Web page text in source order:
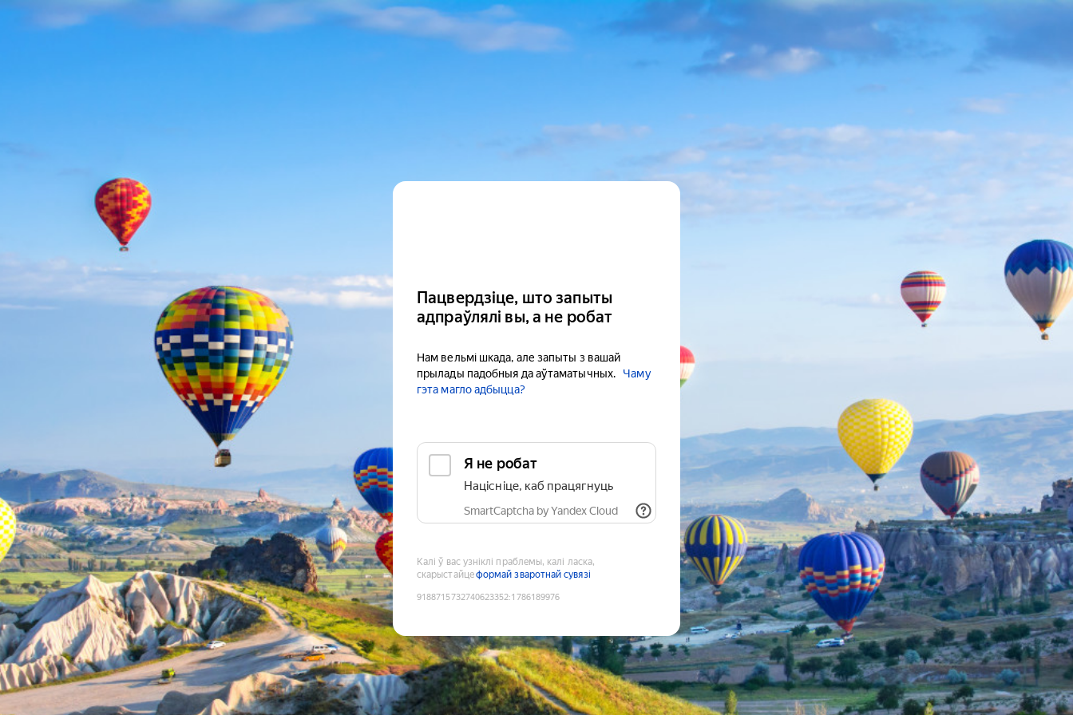
Пацвердзіце, што запыты
адпраўлялі вы, а не робат
Нам вельмі шкада, але запыты з вашай
прылады падобныя да аўтаматычных.
Чаму
гэта магло адбыцца?
Я не робат
Націсніце, каб працягнуць
SmartCaptcha by Yandex Cloud
Калі ў вас узніклі праблемы, калі ласка,
скарыстайцеформай зваротнай сувязі
9188715732740623352:1786189976